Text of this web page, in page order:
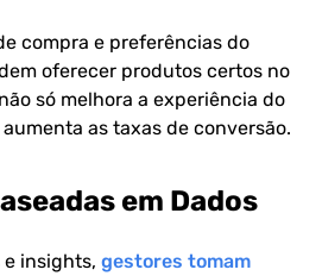
compra e preferências do
oferecer produtos certos no
só melhora a experiência do
as taxas de conversão.
em Dados
e insights, gestores tomam